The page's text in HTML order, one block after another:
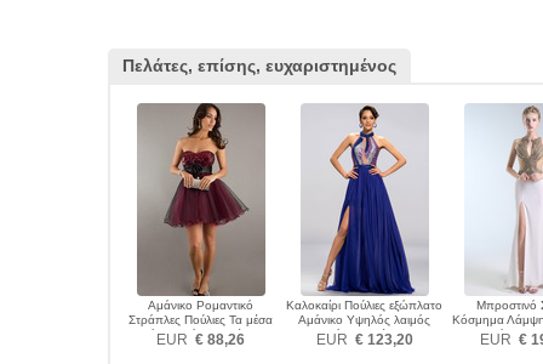
Πελάτες, επίσης, ευχαριστημένος
Αμάνικο Ρομαντικό
Στράπλες Πούλιες Τα μέσα
πλάτη Μπάλα φορέματα
EUR € 88,26
Καλοκαίρι Πούλιες εξώπλατο
Αμάνικο Υψηλός λαιμός
Μπάλα φορέματα
EUR € 123,20
Μπροστινό
Κόσμημα
Μπάλα
EUR €